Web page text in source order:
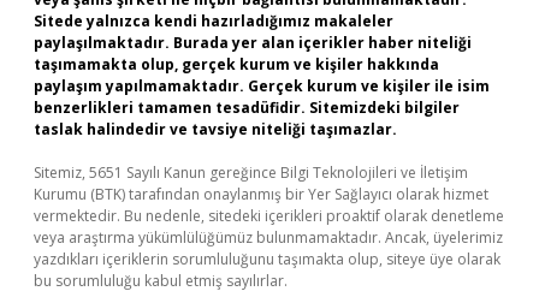
Sitede yalnızca kendi hazırladığımız makaleler
paylaşılmaktadır. Burada yer alan içerikler haber niteliği
taşımamakta olup, gerçek kurum ve kişiler hakkında
paylaşım yapılmamaktadır. Gerçek kurum ve kişiler ile isim
benzerlikleri tamamen tesadüfidir. Sitemizdeki bilgiler
taslak halindedir ve tavsiye niteliği taşımazlar.
Sitemiz, 5651 Sayılı Kanun gereğince Bilgi Teknolojileri ve İletişim
Kurumu (BTK) tarafından onaylanmış bir Yer Sağlayıcı olarak hizmet
vermektedir. Bu nedenle, sitedeki içerikleri proaktif olarak denetleme
veya araştırma yükümlülüğümüz bulunmamaktadır. Ancak, üyelerimiz
yazdıkları içeriklerin sorumluluğunu taşımakta olup, siteye üye olarak
bu sorumluluğu kabul etmiş sayılırlar.